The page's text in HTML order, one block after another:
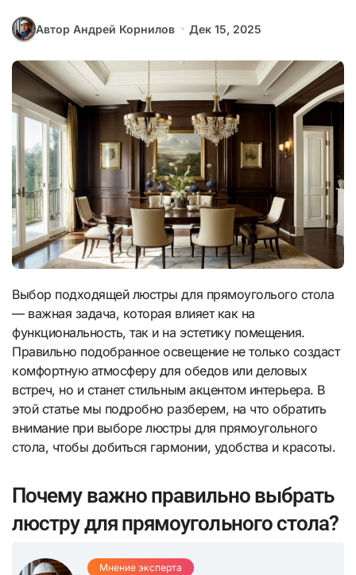
Автор Андрей Корнилов Дек 15, 2025
Выбор подходящей люстры для прямоуголього стола
— важная задача, которая влияет как на
функциональность, так и на эстетику помещения.
Правильно подобранное освещение не только создаст
комфортную атмосферу для обедов или деловых
встреч, но и станет стильным акцентом интерьера. В
этой статье мы подробно разберем, на что обратить
внимание при выборе люстры для прямоугольного
стола, чтобы добиться гармонии, удобства и красоты.
Почему важно правильно выбрать
люстру для прямоугольного стола?
Мнение эксперта